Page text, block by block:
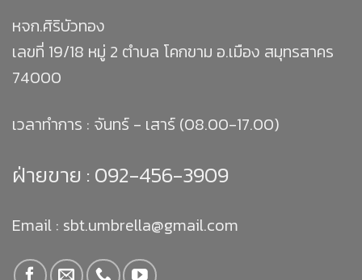
หจก.ศิริบัวทอง
เลขที่ 19/18 หมู่ 2 ตำบล โคกขาม อ.เมือง สมุทรสาคร
74000
เวลาทำการ : จันทร์ - เสาร์ (08.00-17.00)
ฝ่ายขาย : 092-456-3909
Email : sbt.umbrella@gmail.com